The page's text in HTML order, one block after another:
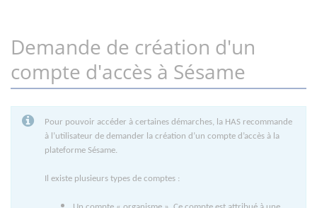
Demande de création d'un
compte d'accès à Sésame
Pour pouvoir accéder à certaines démarches, la HAS recommande
à l’utilisateur de demander la création d’un compte d’accès à la
plateforme Sésame.
Il existe plusieurs types de comptes :